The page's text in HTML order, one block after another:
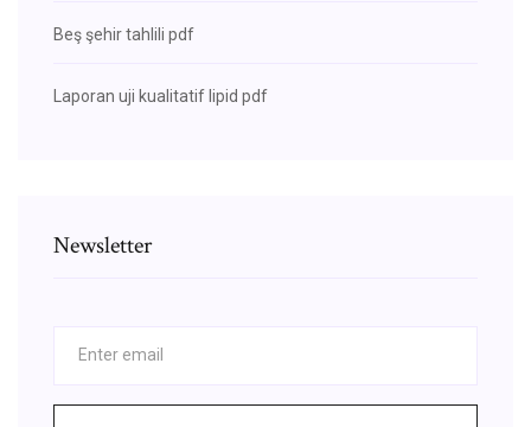
Beş şehir tahlili pdf
Laporan uji kualitatif lipid pdf
Newsletter